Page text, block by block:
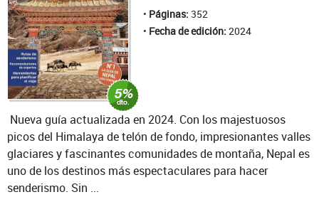
Páginas: 352
Fecha de edición: 2024
Nueva guía actualizada en 2024. Con los majestuosos
picos del Himalaya de telón de fondo, impresionantes valles
glaciares y fascinantes comunidades de montaña, Nepal es
uno de los destinos más espectaculares para hacer
senderismo. Sin ...